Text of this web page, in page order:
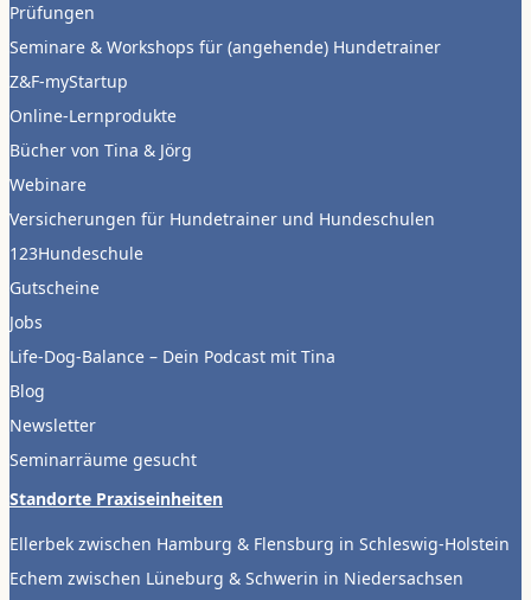
Prüfungen
Seminare & Workshops für (angehende) Hundetrainer
Z&F-myStartup
Online-Lernprodukte
Bücher von Tina & Jörg
Webinare
Versicherungen für Hundetrainer und Hundeschulen
123Hundeschule
Gutscheine
Jobs
Life-Dog-Balance – Dein Podcast mit Tina
Blog
Newsletter
Seminarräume gesucht
Standorte Praxiseinheiten
Ellerbek zwischen Hamburg & Flensburg in Schleswig-Holstein
Echem zwischen Lüneburg & Schwerin in Niedersachsen